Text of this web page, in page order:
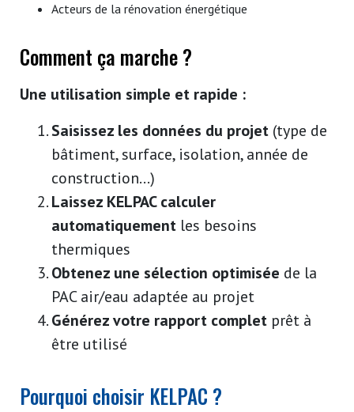
Acteurs de la rénovation énergétique
Comment ça marche ?
Une utilisation simple et rapide :
Saisissez les données du projet (type de
bâtiment, surface, isolation, année de
construction…)
Laissez KELPAC calculer
automatiquement les besoins
thermiques
Obtenez une sélection optimisée de la
PAC air/eau adaptée au projet
Générez votre rapport complet prêt à
être utilisé
Pourquoi choisir KELPAC ?